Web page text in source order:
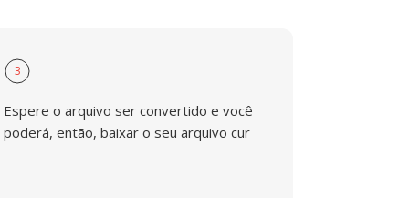
3
Espere o arquivo ser convertido e você
poderá, então, baixar o seu arquivo cur